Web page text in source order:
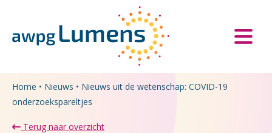
Home • Nieuws • Nieuws uit de wetenschap: COVID-19
onderzoekspareltjes
Terug naar overzicht